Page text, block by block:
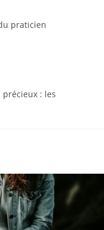
praticien
: les